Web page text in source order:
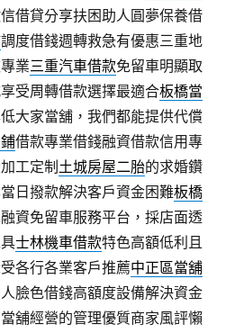
借貸分享扶困助人圓夢保養借
調度借錢週轉救急有優惠三重地
業三重汽車借款免留車明顯取
受周轉借款選擇最適合板橋當
大家當舖，我們都能提供代償
借款專業借錢融資借款信用專
工定制 土城房屋二胎的求婚鑽
日撥款解決客戶資金困難板橋
資免留車服務平台，採店面透
士林機車借款特色高額低利且
各行各業客戶推薦中正區當舖
臉色借錢高額度設備解決資金
舖經營的管理優質商家風評懶